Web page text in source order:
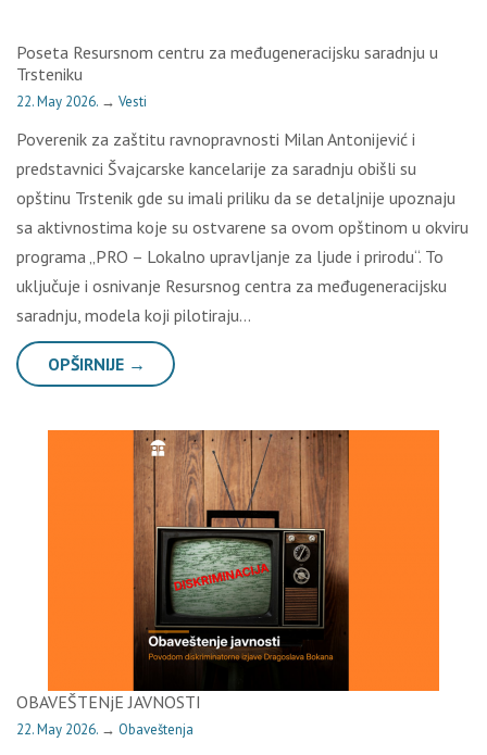
Poseta Resursnom centru za međugeneracijsku saradnju u
Trsteniku
22. May 2026. → Vesti
Poverenik za zaštitu ravnopravnosti Milan Antonijević i
predstavnici Švajcarske kancelarije za saradnju obišli su
opštinu Trstenik gde su imali priliku da se detaljnije upoznaju
sa aktivnostima koje su ostvarene sa ovom opštinom u okviru
programa „PRO – Lokalno upravljanje za ljude i prirodu“. To
uključuje i osnivanje Resursnog centra za međugeneracijsku
saradnju, modela koji pilotiraju…
OPŠIRNIJE →
OBAVEŠTENjE JAVNOSTI
22. May 2026. → Obaveštenja